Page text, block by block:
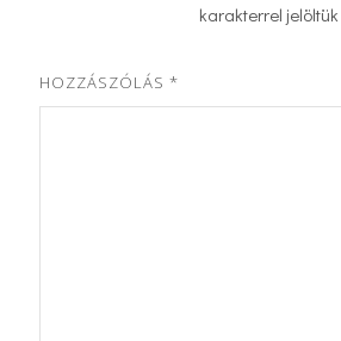
karakterrel jelöltük
HOZZÁSZÓLÁS *